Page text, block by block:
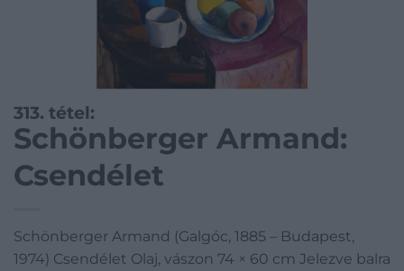
313. tétel:
Schönberger Armand:
Csendélet
Schönberger Armand (Galgóc, 1885 – Budapest,
1974) Csendélet Olaj, vászon 74 × 60 cm Jelezve balra